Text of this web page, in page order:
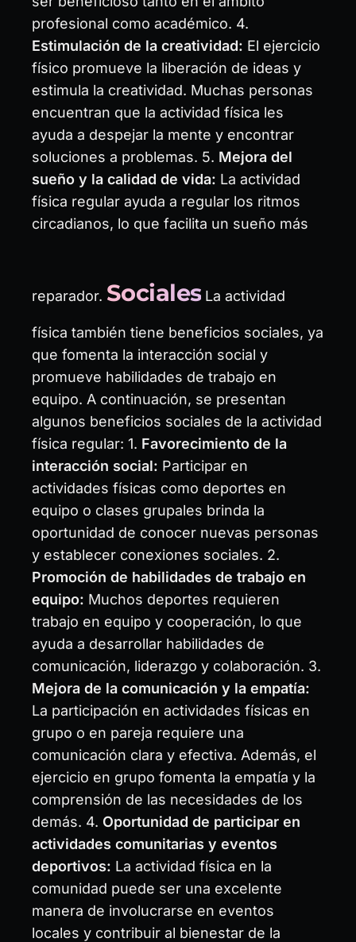
profesional como académico. 4.
Estimulación de la creatividad: El ejercicio
físico promueve la liberación de ideas y
estimula la creatividad. Muchas personas
encuentran que la actividad física les
ayuda a despejar la mente y encontrar
soluciones a problemas. 5. Mejora del
sueño y la calidad de vida: La actividad
física regular ayuda a regular los ritmos
circadianos, lo que facilita un sueño más
reparador. Sociales La actividad
física también tiene beneficios sociales, ya
que fomenta la interacción social y
promueve habilidades de trabajo en
equipo. A continuación, se presentan
algunos beneficios sociales de la actividad
física regular: 1. Favorecimiento de la
interacción social: Participar en
actividades físicas como deportes en
equipo o clases grupales brinda la
oportunidad de conocer nuevas personas
y establecer conexiones sociales. 2.
Promoción de habilidades de trabajo en
equipo: Muchos deportes requieren
trabajo en equipo y cooperación, lo que
ayuda a desarrollar habilidades de
comunicación, liderazgo y colaboración. 3.
Mejora de la comunicación y la empatía:
La participación en actividades físicas en
grupo o en pareja requiere una
comunicación clara y efectiva. Además, el
ejercicio en grupo fomenta la empatía y la
comprensión de las necesidades de los
demás. 4. Oportunidad de participar en
actividades comunitarias y eventos
deportivos: La actividad física en la
comunidad puede ser una excelente
manera de involucrarse en eventos
locales y contribuir al bienestar de la